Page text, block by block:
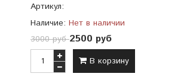
Артикул:
Наличие: Нет в наличии
3000 руб2500 руб
В корзину